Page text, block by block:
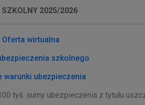
SZKOLNY 2025/2026
Oferta wirtualna
szkolnego
warunki ubezpieczenia
tyś. sumy ubezpieczenia z tytułu